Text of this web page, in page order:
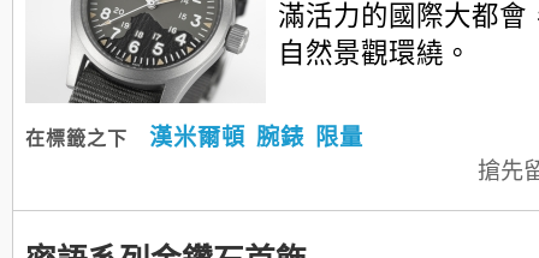
滿活力的國際大都會
自然景觀環繞。
在標籤之下 漢米爾頓 腕錶
限量
搶先